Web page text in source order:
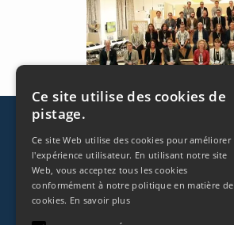
Footer
SOCIÉTÉS
FARINIA GROUP
SETFORGE
Ce site utilise des cookies de
pistage.
Ce site Web utilise des cookies pour améliorer
l'expérience utilisateur. En utilisant notre site
Web, vous acceptez tous les cookies
conformément à notre politique en matière de
cookies. En savoir plus